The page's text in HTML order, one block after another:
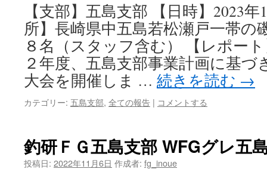
【支部】五島支部 【日時】2023
所】長崎県中五島若松瀬戸一帯
８名（スタッフ含む） 【レポー
２年度、五島支部事業計画に基づ
大会を開催しま … 続きを読む →
カテゴリー: 五島支部, 全ての報告 | コメントする
釣研ＦＧ五島支部 WFGグレ五
投稿日: 2022年11月6日 作成者: fg_inoue